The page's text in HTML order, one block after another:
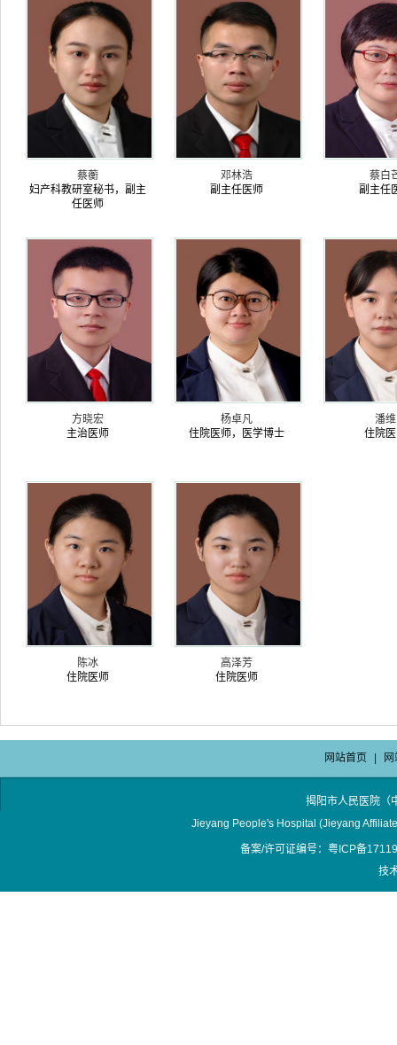
蔡蘅
妇产科教研室秘书，副主
任医师
邓林浩
副主任医师
蔡白
副主任
方晓宏
主治医师
杨卓凡
住院医师，医学博士
潘维
住院
陈冰
住院医师
高泽芳
住院医师
网站首页
揭阳市人民医院
Jieyang People's Hospital (Jieyang
备案/许可证编号：粤ICP备
技